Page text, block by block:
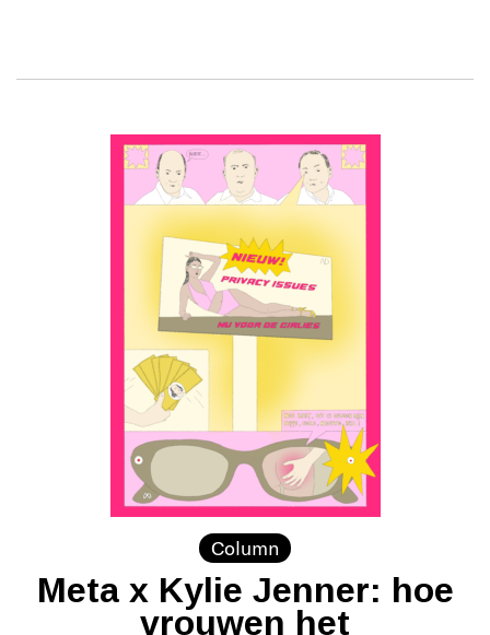
Column
Meta x Kylie Jenner: hoe
vrouwen het